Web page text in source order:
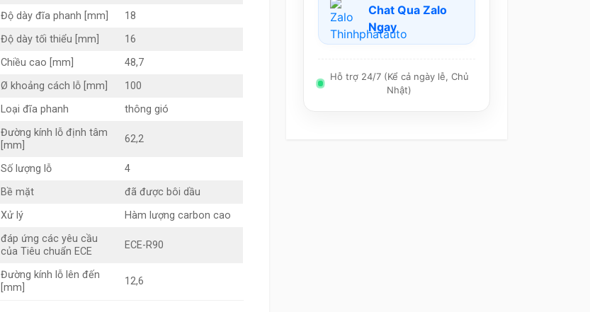
Chat Qua Zalo
Ngay
Hỗ trợ 24/7 (Kể cả ngày lễ, Chủ
Nhật)
Độ dày đĩa phanh [mm]
18
Độ dày tối thiểu [mm]
16
Chiều cao [mm]
48,7
Ø khoảng cách lỗ [mm]
100
Loại đĩa phanh
thông gió
Đường kính lỗ định tâm
[mm]
62,2
Số lượng lỗ
4
Bề mặt
đã được bôi dầu
Xử lý
Hàm lượng carbon cao
đáp ứng các yêu cầu
của Tiêu chuẩn ECE
ECE-R90
Đường kính lỗ lên đến
[mm]
12,6